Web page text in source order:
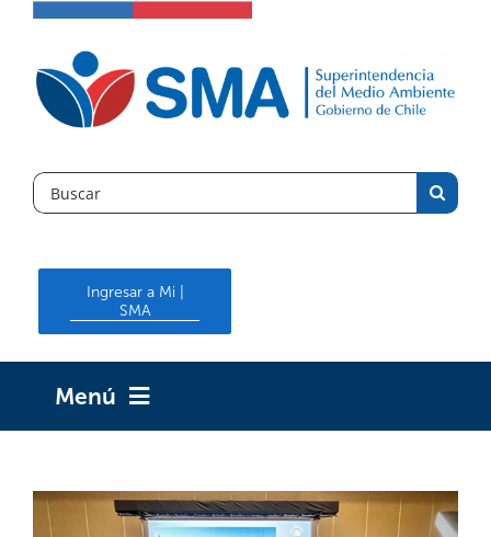
content
Search
for:
Ingresar a Mi |
SMA
Menú
¿QUIÉNES SOMOS?
View
Larger